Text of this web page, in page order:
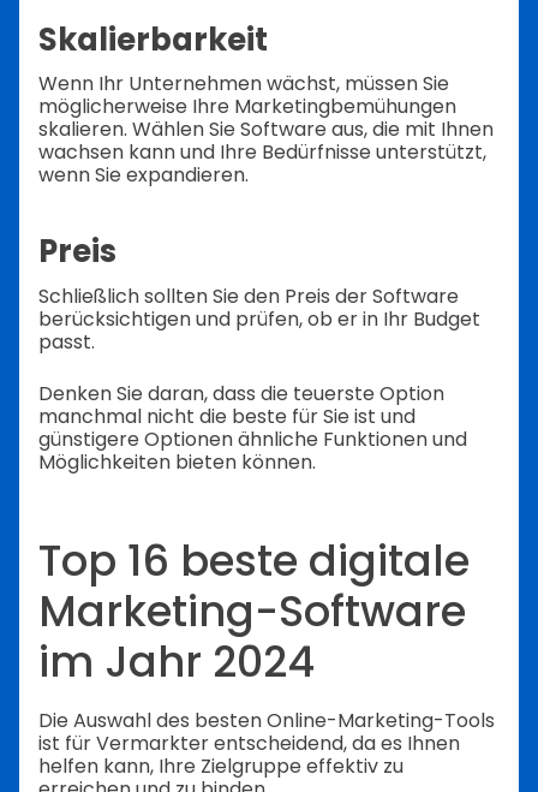
Skalierbarkeit
Wenn Ihr Unternehmen wächst, müssen Sie
möglicherweise Ihre Marketingbemühungen
skalieren. Wählen Sie Software aus, die mit Ihnen
wachsen kann und Ihre Bedürfnisse unterstützt,
wenn Sie expandieren.
Preis
Schließlich sollten Sie den Preis der Software
berücksichtigen und prüfen, ob er in Ihr Budget
passt.
Denken Sie daran, dass die teuerste Option
manchmal nicht die beste für Sie ist und
günstigere Optionen ähnliche Funktionen und
Möglichkeiten bieten können.
Top 16 beste digitale
Marketing-Software
im Jahr 2024
Die Auswahl des besten Online-Marketing-Tools
ist für Vermarkter entscheidend, da es Ihnen
helfen kann, Ihre Zielgruppe effektiv zu